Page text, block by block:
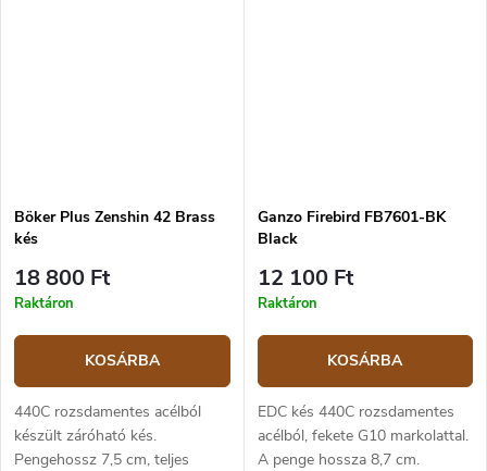
Böker Plus Zenshin 42 Brass
kés
18 800 Ft
Raktáron
KOSÁRBA
440C rozsdamentes acélból
készült záróható kés.
Pengehossz 7,5 cm, teljes
Ganzo Firebird FB7601-BK
Black
12 100 Ft
Raktáron
KOSÁRBA
EDC kés 440C rozsdamentes
acélból, fekete G10 markolattal.
A penge hossza 8,7 cm.